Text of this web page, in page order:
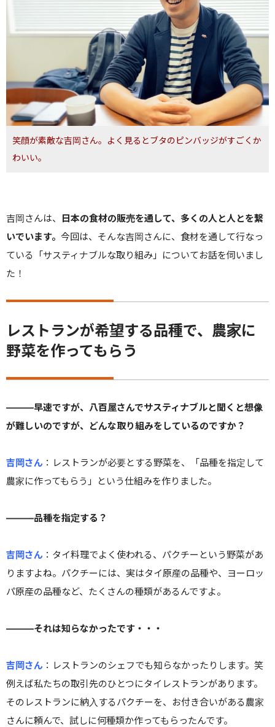
笑顔が素敵な吉岡さん。よく見るとブタのピンバッジがすごくか
わいい。
吉岡さんは、
日本の食材の販売を通して、多くの人と人とを繋
いでいます。 今回は、そんな吉岡さんに、食材を通して行なっ
ている「サスティナブルな取り組み」についてお話を伺いまし
た！
レストランが希望する品種で、農家に
野菜を作ってもらう
———早速ですが、八百屋さんでサスティナブルと聞くと想像
が難しいのですが、どんな取り組みをしているのですか？
吉岡さん ：レストランが必要とする野菜を、「品種を指定して
農家に作ってもらう」という仕組みを作りました。
———品種を指定する？
吉岡さん ：タイ料理でよく使われる、パクチーという野菜があ
りますよね。パクチーには、実はタイ原産の品種や、ヨーロッ
パ原産の品種など、たくさんの種類があるんですよ。
———それは知らなかったです・・・
吉岡さん ： レストランのシェフでも知らなかったりします。笑
例えば私たちの取引先のひとつにタイレストランがあります。
そのレストランに納入するパクチーを、お付き合いがある農家
さんに頼んで、試しに何種類か作ってもらったんです。